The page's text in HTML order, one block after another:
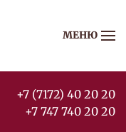
МЕНЮ
+7 (7172) 40 20 20
+7 747 740 20 20